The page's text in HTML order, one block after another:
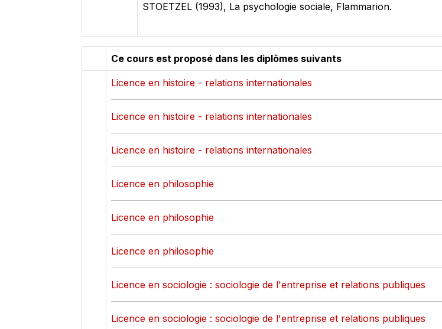
STOETZEL (1993), La psychologie sociale, Flammarion.
Ce cours est proposé dans les diplômes suivants
Licence en histoire - relations internationales
Licence en histoire - relations internationales
Licence en histoire - relations internationales
Licence en philosophie
Licence en philosophie
Licence en philosophie
Licence en sociologie : sociologie de l'entreprise et relations publiques
Licence en sociologie : sociologie de l'entreprise et relations publiques